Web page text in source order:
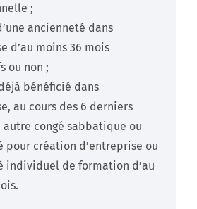
;
ancienneté dans
d’au moins 36 mois
ou non ;
bénéficié dans
au cours des 6 derniers
autre congé sabbatique ou
pour création d’entreprise ou
individuel de formation d’au